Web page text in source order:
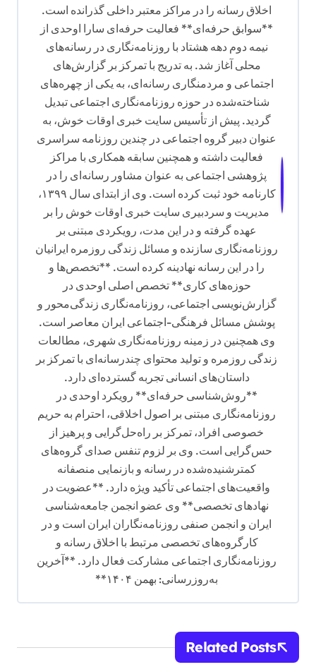
اخلاق رسانه را در مراکز معتبر داخلی گذرانده است.
**سوابق حرفه‌ای** فعالیت حرفه‌ای سارا اوحدی از
نیمه دوم دهه هشتاد با روزنامه‌نگاری در رسانه‌های
محلی آغاز شد. به تدریج با تمرکز بر گزارش‌های
اجتماعی و مردمنگاری رسانه‌ای، به یکی از چهره‌های
شناخته‌شده در حوزه روزنامه‌نگاری اجتماعی تبدیل
گردید. پیش از تأسیس سایت خبری اوقات خوش، به
عنوان دبیر گروه اجتماعی در چندین روزنامه سراسری
فعالیت داشته و همچنین سابقه همکاری با مراکز
پژوهشی اجتماعی به عنوان مشاور رسانه‌ای را در
کارنامه خود ثبت کرده است. وی از ابتدای سال ۱۳۹۹،
مدیریت و سردبیری سایت خبری اوقات خوش را بر
عهده گرفته و در این مدت، رویکردی مبتنی بر
روزنامه‌نگاری سازنده و مسائل زندگی روزمره ایرانیان
را در این رسانه نهادینه کرده است. **تخصص‌ها و
حوزه‌های کاری** تخصص اصلی اوحدی در
گزارش‌نویسی اجتماعی، روزنامه‌نگاری زندگی‌محور و
پوشش مسائل فرهنگی-اجتماعی ایران معاصر است.
وی همچنین در زمینه روزنامه‌نگاری شهری، مطالعات
زندگی روزمره و تولید محتوای چندرسانه‌ای با تمرکز بر
داستان‌های انسانی تجربه گسترده‌ای دارد.
**روش‌شناسی حرفه‌ای** رویکرد اوحدی در
روزنامه‌نگاری مبتنی بر اصول اخلاقی، احترام به حریم
خصوصی افراد، تمرکز بر راه‌حل‌گرایی و پرهیز از
حس‌گرایی است. وی بر لزوم تنفس صدای گروه‌های
کمترشنیده‌شده در رسانه و بازنمایی منصفانه
واقعیت‌های اجتماعی تأکید ویژه دارد. **عضویت در
نهادهای تخصصی** وی عضو انجمن جامعه‌شناسی
ایران و انجمن صنفی روزنامه‌نگاران ایران است و در
کارگروه‌های تخصصی مرتبط با اخلاق رسانه و
روزنامه‌نگاری اجتماعی مشارکت فعال دارد. **آخرین
به‌روزرسانی: بهمن ۱۴۰۴**
Related Posts